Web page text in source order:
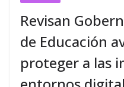
Revisan
de Educación
proteger a las